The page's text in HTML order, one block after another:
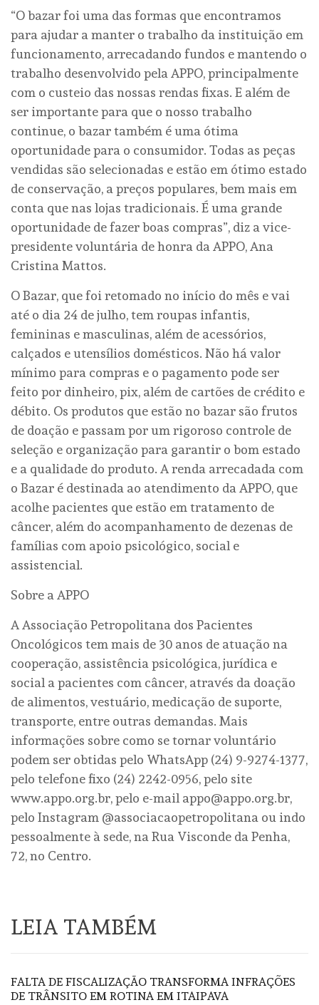
“O bazar foi uma das formas que encontramos
para ajudar a manter o trabalho da instituição em
funcionamento, arrecadando fundos e mantendo o
trabalho desenvolvido pela APPO, principalmente
com o custeio das nossas rendas fixas. E além de
ser importante para que o nosso trabalho
continue, o bazar também é uma ótima
oportunidade para o consumidor. Todas as peças
vendidas são selecionadas e estão em ótimo estado
de conservação, a preços populares, bem mais em
conta que nas lojas tradicionais. É uma grande
oportunidade de fazer boas compras”, diz a vice-
presidente voluntária de honra da APPO, Ana
Cristina Mattos.
O Bazar, que foi retomado no início do mês e vai
até o dia 24 de julho, tem roupas infantis,
femininas e masculinas, além de acessórios,
calçados e utensílios domésticos. Não há valor
mínimo para compras e o pagamento pode ser
feito por dinheiro, pix, além de cartões de crédito e
débito. Os produtos que estão no bazar são frutos
de doação e passam por um rigoroso controle de
seleção e organização para garantir o bom estado
e a qualidade do produto. A renda arrecadada com
o Bazar é destinada ao atendimento da APPO, que
acolhe pacientes que estão em tratamento de
câncer, além do acompanhamento de dezenas de
famílias com apoio psicológico, social e
assistencial.
Sobre a APPO
A Associação Petropolitana dos Pacientes
Oncológicos tem mais de 30 anos de atuação na
cooperação, assistência psicológica, jurídica e
social a pacientes com câncer, através da doação
de alimentos, vestuário, medicação de suporte,
transporte, entre outras demandas. Mais
informações sobre como se tornar voluntário
podem ser obtidas pelo WhatsApp (24) 9-9274-1377,
pelo telefone fixo (24) 2242-0956, pelo site
www.appo.org.br, pelo e-mail appo@appo.org.br,
pelo Instagram @associacaopetropolitana ou indo
pessoalmente à sede, na Rua Visconde da Penha,
72, no Centro.
LEIA TAMBÉM
FALTA DE FISCALIZAÇÃO TRANSFORMA INFRAÇÕES
DE TRÂNSITO EM ROTINA EM ITAIPAVA